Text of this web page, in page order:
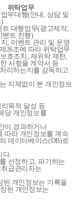
위탁업무
무대행(안내, 상담 및
트 대행업무(광고제작,
벤트 진행)
, 이벤트 관리 및 운영
26조에 따라 위탁업무
호조치, 재위탁 제한,
사항을 계약서 등
리하는지를 감독하고
지체없이 본 개인정보
목적 달성 등
당 개인정보를
이 경과하거나
따라 개인정보를 계속
데이터베이스(DB)로
다.
선정하고, 파기하는
급관리자는
된 개인정보는 기록을
된 개인정보는